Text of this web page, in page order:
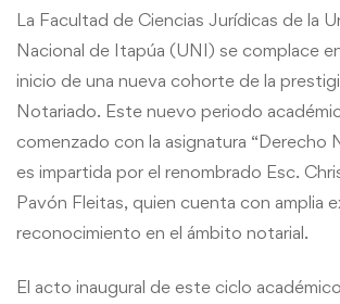
La Facultad de Ciencias Jurídicas de la
Nacional de Itapúa (UNI) se complace
inicio de una nueva cohorte de la
Notariado. Este nuevo periodo
comenzado con la asignatura “Derecho
es impartida por el renombrado Esc.
Pavón Fleitas, quien cuenta con amplia
reconocimiento en el ámbito notarial.
El acto inaugural de este ciclo